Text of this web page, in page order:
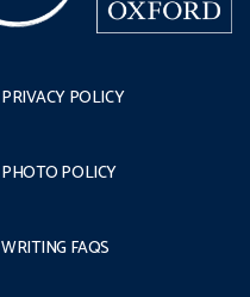
PRIVACY POLICY
PHOTO POLICY
WRITING FAQS